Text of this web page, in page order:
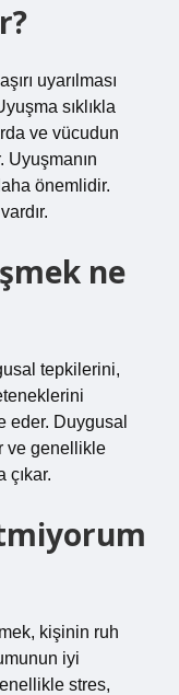
uyarılması
sıklıkla
ve vücudun
Uyuşmanın
önemlidir.
ne
tepkilerini,
eder. Duygusal
ve genellikle
çıkar.
kişinin ruh
iyi
stres,